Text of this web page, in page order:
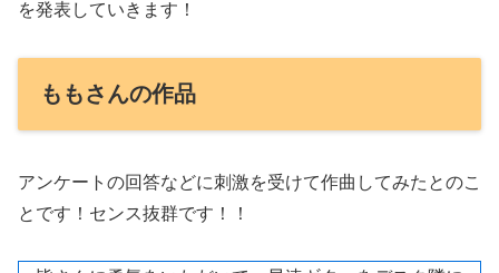
を発表していきます！
ももさんの作品
アンケートの回答などに刺激を受けて作曲してみたとのこ
とです！センス抜群です！！